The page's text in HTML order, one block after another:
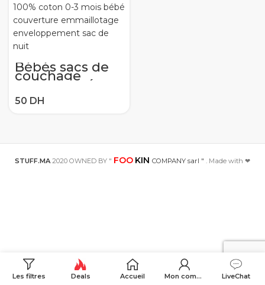
Bébés sacs de
couchage
nouveau-né
bébé cocon
lange
couverture
emmaillotage
enveloppement
STUFF.MA 2020 OWNED BY " FOO KIN COMPANY sarl " . Made with ❤
Les filtres Deals Accueil Mon compte LiveChat